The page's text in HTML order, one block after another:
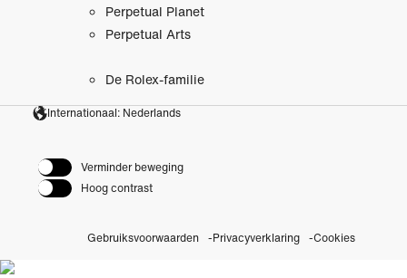
Perpetual Planet
Perpetual Arts
De Rolex-familie
Internationaal: Nederlands
Verminder beweging
Hoog contrast
Gebruiksvoorwaarden Privacyverklaring Cookies